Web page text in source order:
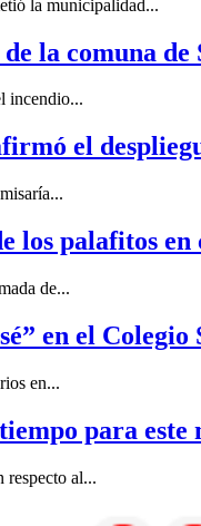
la municipalidad...
la comuna de
incendio...
el
los palafitos
de...
en el Colegio
en...
para
al...